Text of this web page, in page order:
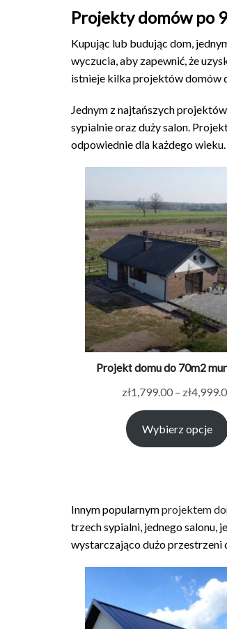
Projekty domów po
Kupując lub budując dom,
wyczucia, aby zapewnić, że
istnieje kilka projektów domów
Jednym z najtańszych
sypialnie oraz duży salon.
odpowiednie dla każdego
Projekt domu do 70m2
zł1,799.00 – zł
Wybierz opcje
Innym popularnymprojektem
trzech sypialni, jednego salonu,
wystarczająco dużo przestrzeni